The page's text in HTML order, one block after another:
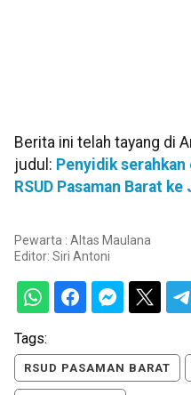
Berita ini telah tayang di
judul: Penyidik
RSUD Pasaman Barat ke
Pewarta : Altas Maulana
Editor: Siri Antoni
Tags:
RSUD PASAMAN BARAT